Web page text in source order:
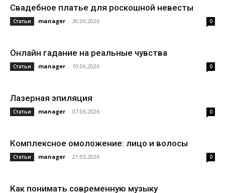
Свадебное платье для роскошной невесты
Статьи manager - 30.06.2026 0
Онлайн гадание на реальные чувства
Статьи manager - 10.06.2026 0
Лазерная эпиляция
Статьи manager - 07.06.2026 0
Комплексное омоложение: лицо и волосы
Статьи manager - 21.05.2026 0
Как понимать современную музыку